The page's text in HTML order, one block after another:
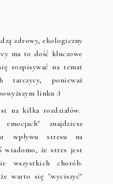
zdrowy, ekologiczny
ma to dość kluczowe
rozpisywać na temat
ponieważ
linku :)
na kilka rozdziałów.
znajdziesz
wpływu stresu na
wiadomo, że stres jest
wszystkich chorób.
warto się "wyciszyć"